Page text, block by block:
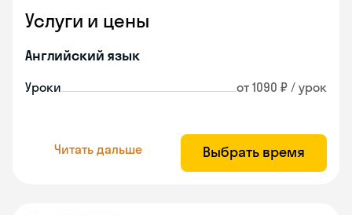
Услуги и цены
Английский язык
Уроки от 1090 ₽ / урок
Читать дальше Выбрать время